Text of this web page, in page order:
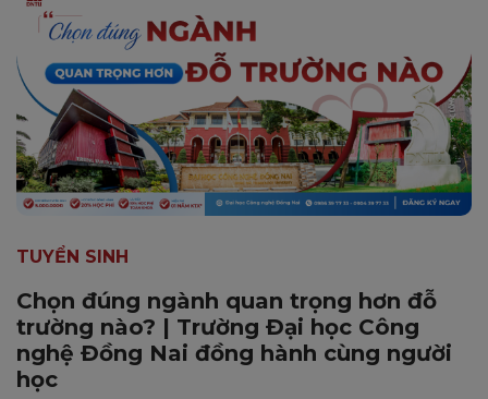
TUYỂN SINH
Chọn đúng ngành quan trọng hơn đỗ
trường nào? | Trường Đại học Công
nghệ Đồng Nai đồng hành cùng người
học